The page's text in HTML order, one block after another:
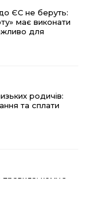
родичів:
та сплати
кричить і
ЄС не беруть:
має виконати
для
родичів:
та сплати
кому з
можуть